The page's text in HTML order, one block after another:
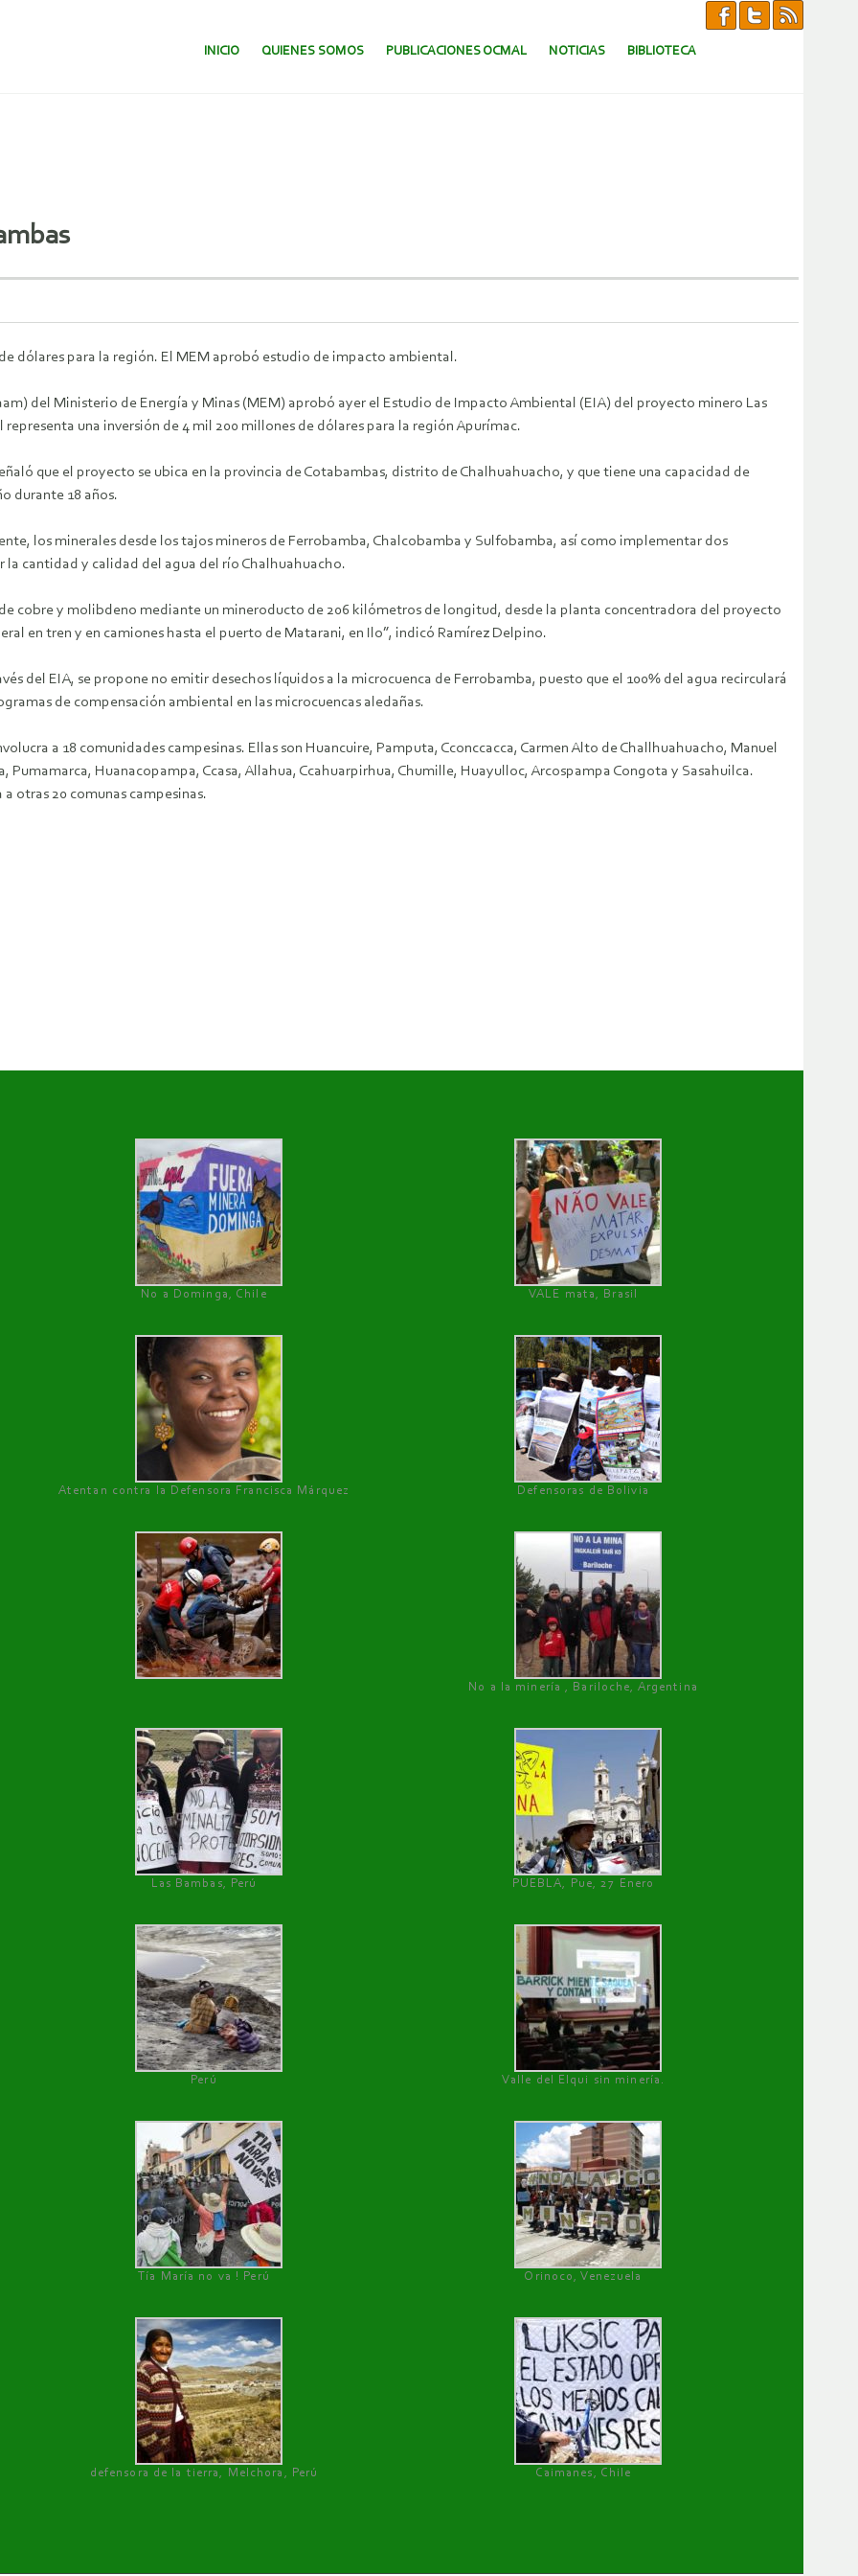
SALTAR AL CONTENIDO.
INICIO QUIENES SOMOS PUBLICACIONES OCMAL NOTICIAS BIBLIOTECA
dólares para la región. El MEM aprobó estudio de impacto ambiental.
del Ministerio de Energía y Minas (MEM) aprobó ayer el Estudio de Impacto Ambiental (EIA) del proyecto minero Las
una inversión de 4 mil 200 millones de dólares para la región Apurímac.
que el proyecto se ubica en la provincia de Cotabambas, distrito de Chalhuahuacho, y que tiene una capacidad de
durante 18 años.
los minerales desde los tajos mineros de Ferrobamba, Chalcobamba y Sulfobamba, así como implementar dos
la cantidad y calidad del agua del río Chalhuahuacho.
cobre y molibdeno mediante un mineroducto de 206 kilómetros de longitud, desde la planta concentradora del proyecto
en tren y en camiones hasta el puerto de Matarani, en Ilo”, indicó Ramírez Delpino.
del EIA, se propone no emitir desechos líquidos a la microcuenca de Ferrobamba, puesto que el 100% del agua recirculará
de compensación ambiental en las microcuencas aledañas.
a 18 comunidades campesinas. Ellas son Huancuire, Pamputa, Cconccacca, Carmen Alto de Challhuahuacho, Manuel
Pumamarca, Huanacopampa, Ccasa, Allahua, Ccahuarpirhua, Chumille, Huayulloc, Arcospampa Congota y Sasahuilca.
otras 20 comunas campesinas.
No a Dominga, Chile
VALE mata, Brasil
Atentan contra la Defensora Francisca Márquez Defensoras de Bolivia
No a la minería , Bariloche, Argentina
Las Bambas, Perú PUEBLA, Pue, 27 Enero
Perú Valle del Elqui sin minería.
Tía María no va ! Perú Orinoco, Venezuela
defensora de la tierra, Melchora, Perú Caimanes, Chile